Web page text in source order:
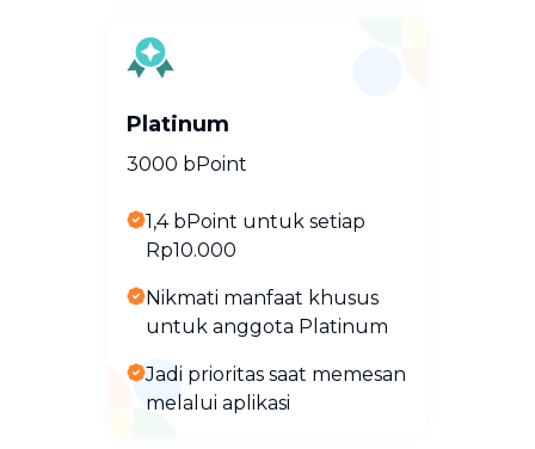
Platinum
3000 bPoint
1,4 bPoint untuk setiap
Rp10.000
Nikmati manfaat khusus
untuk anggota Platinum
Jadi prioritas saat memesan
melalui aplikasi